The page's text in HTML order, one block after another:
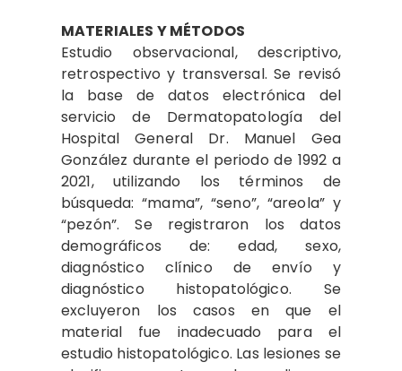
MATERIALES Y MÉTODOS
Estudio observacional, descriptivo,
retrospectivo y transversal. Se revisó
la base de datos electrónica del
servicio de Dermatopatología del
Hospital General Dr. Manuel Gea
González durante el periodo de 1992 a
2021, utilizando los términos de
búsqueda: “mama”, “seno”, “areola” y
“pezón”. Se registraron los datos
demográficos de: edad, sexo,
diagnóstico clínico de envío y
diagnóstico histopatológico. Se
excluyeron los casos en que el
material fue inadecuado para el
estudio histopatológico. Las lesiones se